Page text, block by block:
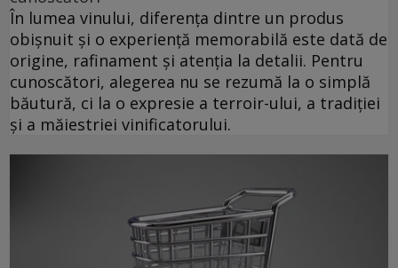
În lumea vinului, diferența dintre un produs
obișnuit și o experiență memorabilă este dată de
origine, rafinament și atenția la detalii. Pentru
cunoscători, alegerea nu se rezumă la o simplă
băutură, ci la o expresie a terroir-ului, a tradiției
și a măiestriei vinificatorului.